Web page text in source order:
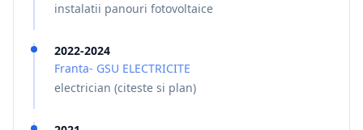
instalatii panouri fotovoltaice
2022-2024
Franta- GSU ELECTRICITE
electrician (citeste si plan)